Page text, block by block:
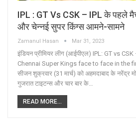
IPL : GT Vs CSK – IPL के पहले
और चेन्नई सुपर किंग्स आमने-सामने
Zamanul Hasan Mar 31, 2023
इंडियन प्रीमियर लीग (आईपीएल) IPL: GT vs
Chennai Super Kings face to face in the
सीजन शुक्रवार (31 मार्च) को अहमदाबाद के नरेंद्र
गुजरात टाइटन्स और चार बार के…
READ MORE...